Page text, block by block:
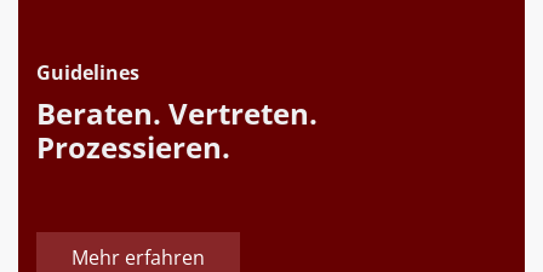
Guidelines
Beraten. Vertreten.
Prozessieren.
Mehr erfahren